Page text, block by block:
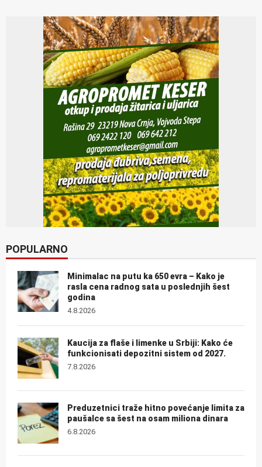
POPULARNO
Minimalac na putu ka 650 evra – Kako je
rasla cena radnog sata u poslednjih šest
godina
4.8.2026
Kaucija za flaše i limenke u Srbiji: Kako će
funkcionisati depozitni sistem od 2027.
7.8.2026
Preduzetnici traže hitno povećanje limita za
paušalce sa šest na osam miliona dinara
6.8.2026